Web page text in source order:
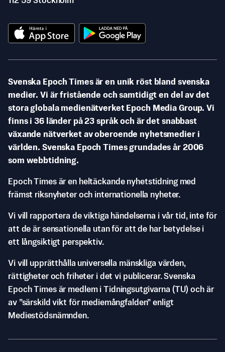
Svenska Epoch Times är en unik röst bland svenska
medier. Vi är fristående och samtidigt en del av det
stora globala medienätverket Epoch Media Group. Vi
finns i 36 länder på 23 språk och är det snabbast
växande nätverket av oberoende nyhetsmedier i
världen. Svenska Epoch Times grundades år 2006
som webbtidning.
Epoch Times är en heltäckande nyhetstidning med
främst riksnyheter och internationella nyheter.
Vi vill rapportera de viktiga händelserna i vår tid, inte för
att de är sensationella utan för att de har betydelse i
ett långsiktigt perspektiv.
Vi vill upprätthålla universella mänskliga värden,
rättigheter och friheter i det vi publicerar. Svenska
Epoch Times är medlem i Tidningsutgivarna (TU) och är
av ”särskild vikt för mediemångfalden” enligt
Mediestödsnämnden.